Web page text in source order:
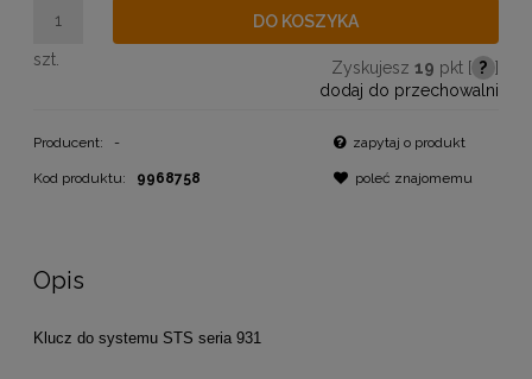
szt.
DO KOSZYKA
Zyskujesz 19 pkt [ ? ]
dodaj do przechowalni
Producent: -
Kod produktu: 9968758
zapytaj o produkt
poleć znajomemu
Opis
Klucz do systemu STS seria 931